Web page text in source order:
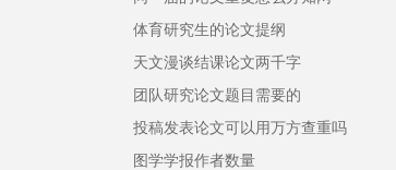
体育研究生的论文提纲
天文漫谈结课论文两千字
团队研究论文题目需要的
投稿发表论文可以用万方查重吗
图学学报作者数量